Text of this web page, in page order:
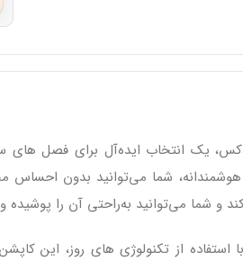
اسنوهاک کد 68992 با ترکیبی از پارچه 88 درصد نایلون و 12 درصد
شما می‌توانید بدون احساس
و شما می‌توانید به‌راحتی آن را پوشیده
استفاده از تکنولوژی‌ های روز، این